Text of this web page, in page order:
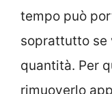
tempo può
soprattutto se
quantità. Per
rimuoverlo